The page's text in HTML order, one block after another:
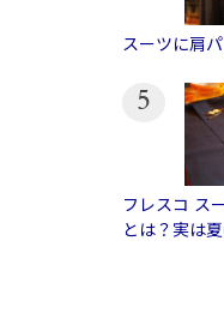
スーツに肩
5
フレスコ ス
とは？実は